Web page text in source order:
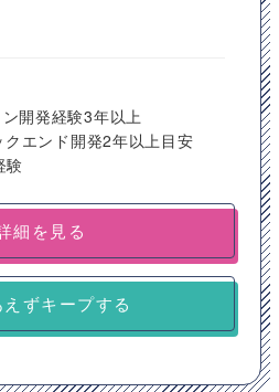
開発経験3年以上
クエンド開発2年以上目安
験
細を見る
えずキープする